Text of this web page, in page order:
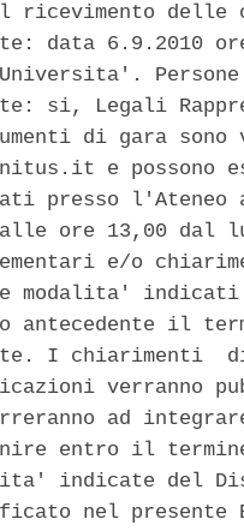
ricevimento delle
data 6.9.2010
si, Legali
di gara
e
presso
ore 13,00 dal
e/o
modalita'
antecedente il
I chiarimenti
ad
entro il
indicate del
nel